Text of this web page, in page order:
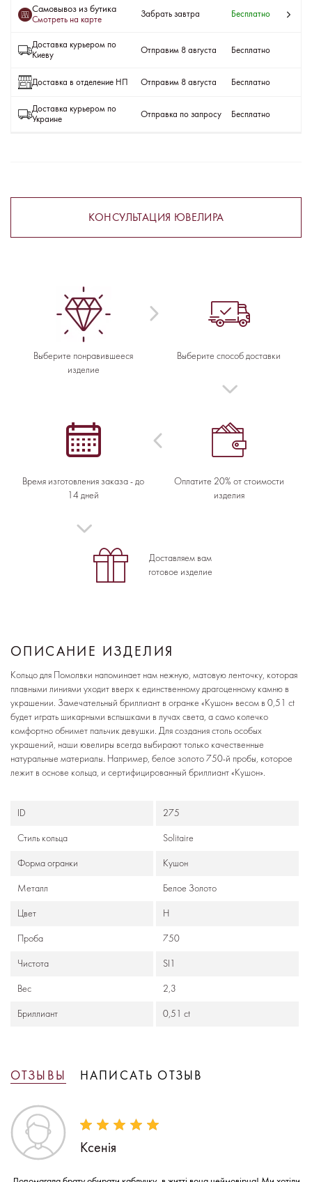
Самовывоз из бутика
Смотреть на карте
Забрать завтра Бесплатно
Доставка курьером по
Киеву
Отправим 8 августа Бесплатно
Доставка в отделение НП Отправим 8 августа Бесплатно
Доставка курьером по
Украине
Отправка по запросу Бесплатно
КОНСУЛЬТАЦИЯ ЮВЕЛИРА
Выберите понравившееся
изделие
Выберите способ доставки
Оплатите 20% от стоимости
изделия
Время изготовления заказа - до
14 дней
Доставляем вам
готовое изделие
ОПИСАНИЕ ИЗДЕЛИЯ
Кольцо для Помолвки напоминает нам нежную, матовую ленточку, которая
плавными линиями уходит вверх к единственному драгоценному камню в
украшении. Замечательный бриллиант в огранке «Кушон» весом в 0,51 ct
будет играть шикарными вспышками в лучах света, а само колечко
комфортно обнимет пальчик девушки. Для создания столь особых
украшений, наши ювелиры всегда выбирают только качественные
натуральные материалы. Например, белое золото 750-й пробы, которое
лежит в основе кольца, и сертифицированный бриллиант «Кушон».
ID 275
Стиль кольца Solitaire
Формa огранки Кушон
Металл Белое Золото
Цвет H
Проба 750
Чистота SI1
Вес 2,3
Бриллиант 0,51 ct
ОТЗЫВЫ НАПИСАТЬ ОТЗЫВ
Ксенія